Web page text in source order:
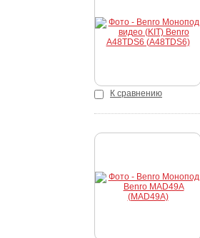
К сравнению